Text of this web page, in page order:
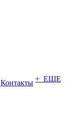
Контакты + ЕЩЕ